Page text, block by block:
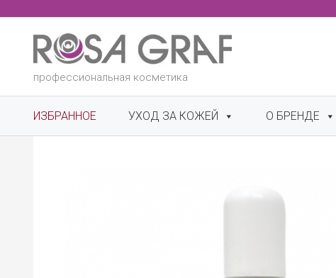
содержимому
профессиональная косметика
ИЗБРАННОЕ УХОД ЗА КОЖЕЙ О БРЕНДЕ